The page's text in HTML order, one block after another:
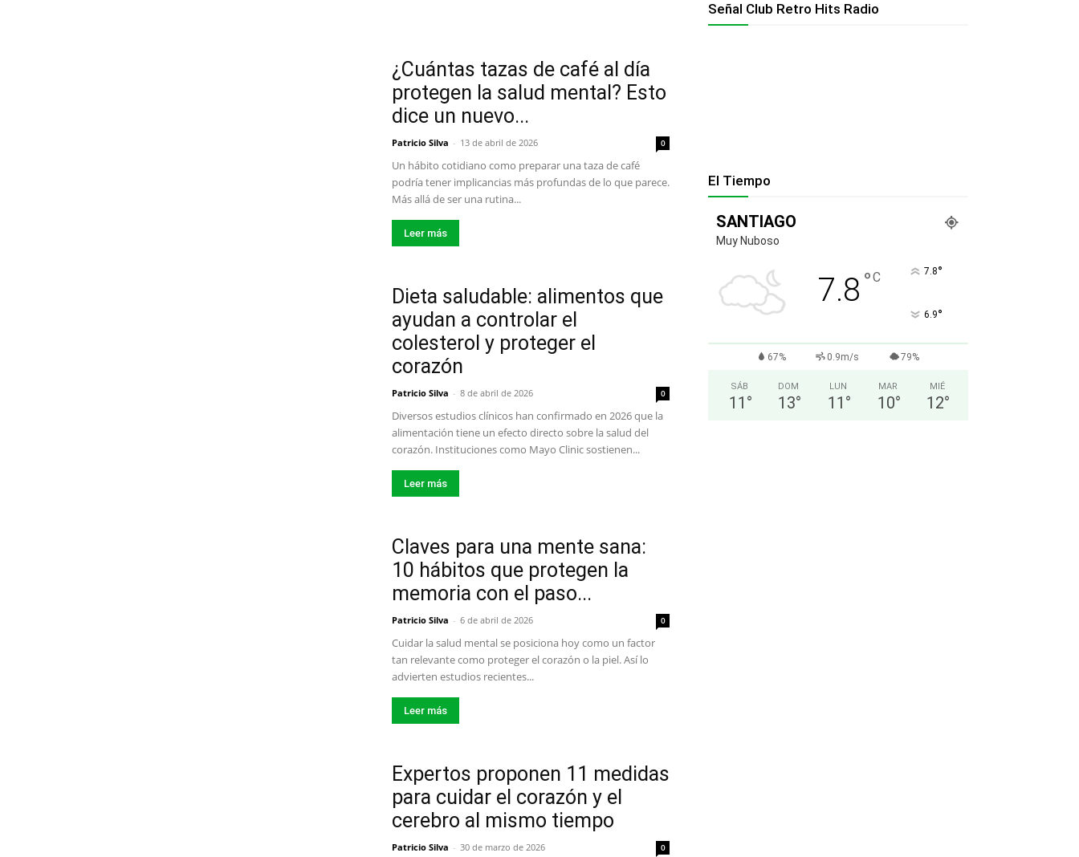
¿Cuántas tazas de café al día
protegen la salud mental? Esto
dice un nuevo...
Patricio Silva - 13 de abril de 2026 0
Un hábito cotidiano como preparar una taza de café
podría tener implicancias más profundas de lo que parece.
Más allá de ser una rutina...
Leer más
Dieta saludable: alimentos que
ayudan a controlar el
colesterol y proteger el
corazón
Patricio Silva - 8 de abril de 2026 0
Diversos estudios clínicos han confirmado en 2026 que la
alimentación tiene un efecto directo sobre la salud del
corazón. Instituciones como Mayo Clinic sostienen...
Leer más
Claves para una mente sana:
10 hábitos que protegen la
memoria con el paso...
Patricio Silva - 6 de abril de 2026 0
Cuidar la salud mental se posiciona hoy como un factor
tan relevante como proteger el corazón o la piel. Así lo
advierten estudios recientes...
Leer más
Expertos proponen 11 medidas
para cuidar el corazón y el
cerebro al mismo tiempo
Patricio Silva - 30 de marzo de 2026 0
Señal Club Retro Hits Radio
El Tiempo
SANTIAGO
Muy Nuboso
7.8 °C 7.8°
6.9°
67% 0.9m/s 79%
SÁB
11 °
DOM
13°
LUN
11 °
MAR
10°
MIÉ
12°